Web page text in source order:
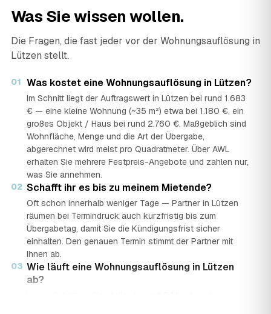
Was Sie wissen wollen.
Die Fragen, die fast jeder vor der Wohnungsauflösung in
Lützen stellt.
01 Was kostet eine Wohnungsauflösung in Lützen?
Im Schnitt liegt der Auftragswert in Lützen bei rund 1.683
€ — eine kleine Wohnung (~35 m²) etwa bei 1.180 €, ein
großes Objekt / Haus bei rund 2.760 €. Maßgeblich sind
Wohnfläche, Menge und die Art der Übergabe,
abgerechnet wird meist pro Quadratmeter. Über AWL
erhalten Sie mehrere Festpreis-Angebote und zahlen nur,
was Sie annehmen.
02 Schafft ihr es bis zu meinem Mietende?
Oft schon innerhalb weniger Tage — Partner in Lützen
räumen bei Termindruck auch kurzfristig bis zum
Übergabetag, damit Sie die Kündigungsfrist sicher
einhalten. Den genauen Termin stimmt der Partner mit
Ihnen ab.
03 Wie läuft eine Wohnungsauflösung in Lützen
ab?